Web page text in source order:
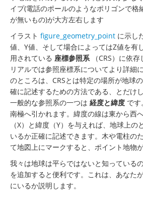
イプ(電話のポールのようなポリゴンで格
が無いもの)が大方左右します
イラスト figure_geometry_point に示し
値、Y値、そして場合によってはZ値を有
用されている 座標参照系 （CRS）に依
リアルでは参照座標系についてより詳細
のところは、CRSとは特定の場所が地球
確に記述するための方法である、とだけ
一般的な参照系の一つは 経度と緯度 です
南極へ引かれます。緯度の線は東から西
（X）と緯度（Y）を与えれば、地球上の
いるか正確に記述できます。木や電柱の
て地図上にマークすると、ポイント地物
我々は地球は平らではないと知っている
を追加すると便利です。これは、あなた
にいるか説明します。